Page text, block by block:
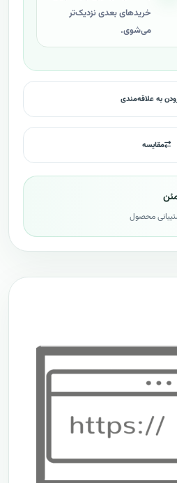
خریدهای بعدی نزدیک‌تر
می‌شوی.
به علاقه‌مندی
مقایسه
محصول